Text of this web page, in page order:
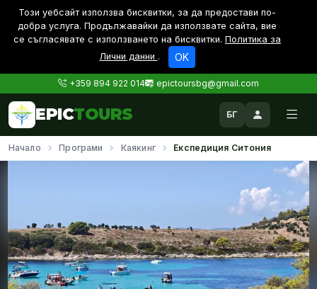
Този уебсайт използва бисквитки, за да предостави по-
дoбра услуга. Продължавайки да използвате сайта, вие
се съгласявате с използването на бисквитки. Политика за
Лични данни . OK
+359 894 922 014 epictoursbg@gmail.com
EPICTOURS БГ
Начало Програми Каякинг Експедиция Ситония